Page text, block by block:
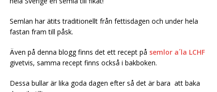
Semlan har ätits traditionellt från fettisdagen och under hela
fastan fram till påsk.
Även på denna blogg finns det ett recept på semlor a´la LCHF
givetvis, samma recept finns också i bakboken.
Dessa bullar är lika goda dagen efter så det är bara att baka